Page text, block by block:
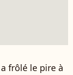
frôlé le pire à